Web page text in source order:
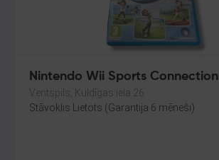
Nintendo Wii Sports Connection
Ventspils, Kuldīgas iela 26
Stāvoklis Lietots (Garantija 6 mēneši)